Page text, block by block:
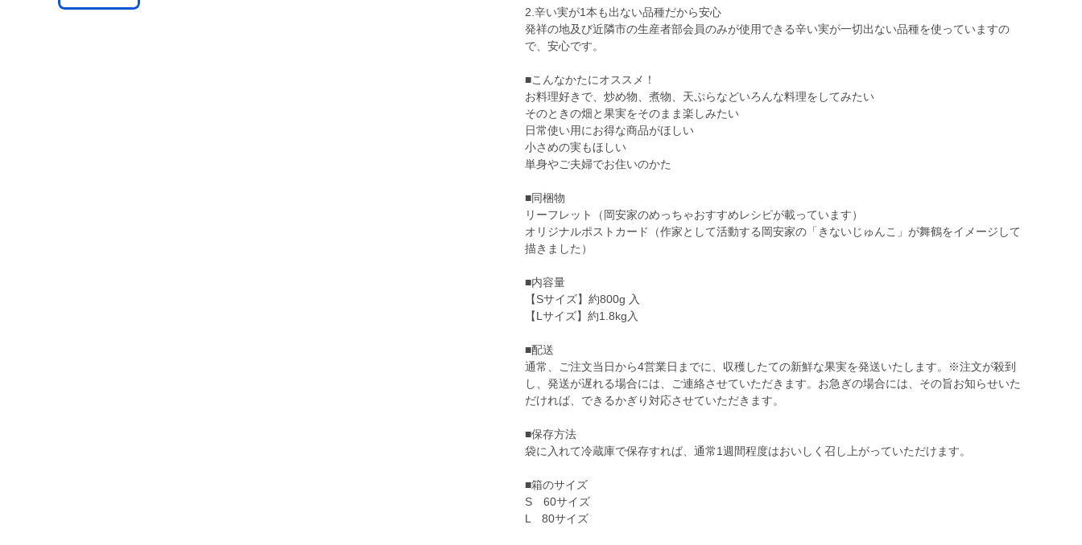
2.辛い実が1本も出ない品種だから安心
発祥の地及び近隣市の生産者部会員のみが使用できる辛い実が一切出ない品種を使っていますの
で、安心です。
■こんなかたにオススメ！
お料理好きで、炒め物、煮物、天ぷらなどいろんな料理をしてみたい
そのときの畑と果実をそのまま楽しみたい
日常使い用にお得な商品がほしい
小さめの実もほしい
単身やご夫婦でお住いのかた
■同梱物
リーフレット（岡安家のめっちゃおすすめレシピが載っています）
オリジナルポストカード（作家として活動する岡安家の「きないじゅんこ」が舞鶴をイメージして
描きました）
■内容量
【Sサイズ】約800g 入
【Lサイズ】約1.8kg入
■配送
通常、ご注文当日から4営業日までに、収穫したての新鮮な果実を発送いたします。※注文が殺到
し、発送が遅れる場合には、ご連絡させていただきます。お急ぎの場合には、その旨お知らせいた
だければ、できるかぎり対応させていただきます。
■保存方法
袋に入れて冷蔵庫で保存すれば、通常1週間程度はおいしく召し上がっていただけます。
■箱のサイズ
S 60サイズ
L 80サイズ